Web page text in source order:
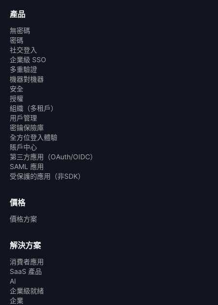
產品
無密碼
密碼
社交登入
企業級 SSO
多重驗證
機器對機器
安全
授權
組織（多租戶）
用戶管理
密鑰保險庫
全方位登入體驗
賬戶中心
第三方應用（OAuth/OIDC）
SAML 應用
受保護的應用（非SDK）
價格
價格方案
解決方案
消費者應用
SaaS 產品
AI
企業級就緒
企業